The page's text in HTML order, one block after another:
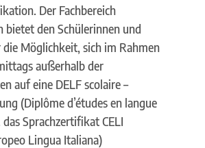
Der Fachbereich
bietet den Schülerinnen und
die Möglichkeit, sich im Rahmen
außerhalb der
auf eine DELF scolaire –
(Diplôme d’études en langue
Sprachzertifikat CELI
Lingua Italiana)